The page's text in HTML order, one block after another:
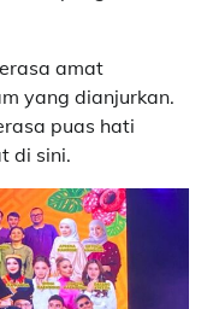
amat
yang dianjurkan.
puas hati
di sini.